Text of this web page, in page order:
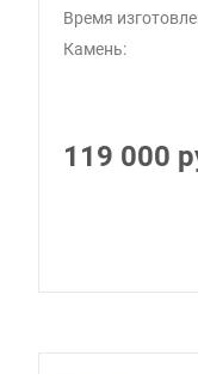
Время
Камень:
119 000